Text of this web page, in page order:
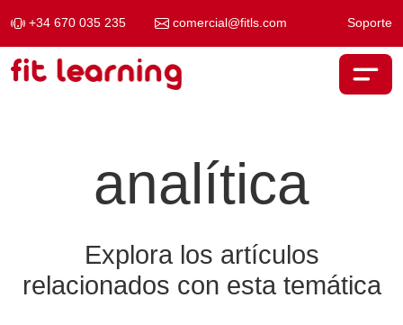
+34 670 035 235 comercial@fitls.com Soporte
Saltar al contenido
Navegación principal
analítica
Explora los artículos
relacionados con esta temática